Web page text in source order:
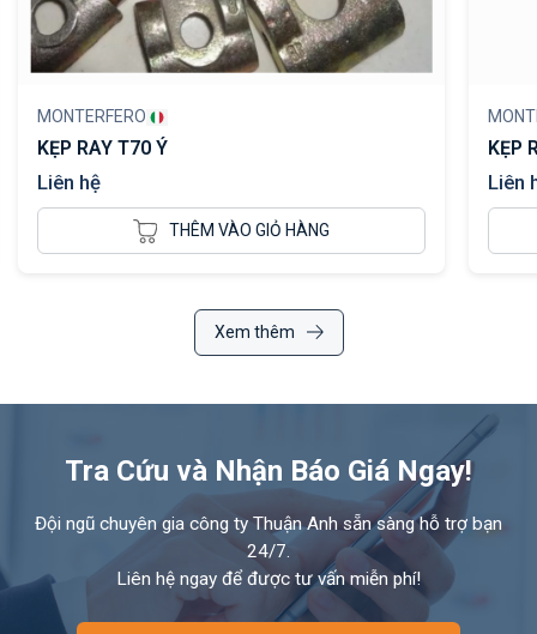
MONTERFERO
KẸP RAY T70 Ý
Liên hệ
THÊM VÀO GIỎ HÀNG
KẸP
Liên
Xem thêm
Tra Cứu và Nhận Báo Giá Ngay!
Đội ngũ chuyên gia công ty Thuận Anh sẵn sàng hỗ trợ bạn
24/7.
Liên hệ ngay để được tư vấn miễn phí!